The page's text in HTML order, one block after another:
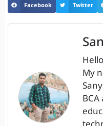
Facebook Twitter
My